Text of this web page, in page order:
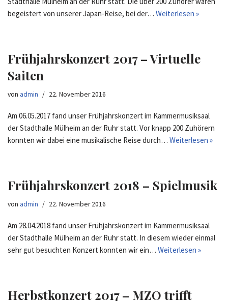
begeistert von unserer Japan-Reise, bei der… Weiterlesen »
Frühjahrskonzert 2017 – Virtuelle
Saiten
von admin 22. November 2016
Am 06.05.2017 fand unser Frühjahrskonzert im Kammermusiksaal
der Stadthalle Mülheim an der Ruhr statt. Vor knapp 200 Zuhörern
konnten wir dabei eine musikalische Reise durch… Weiterlesen »
Frühjahrskonzert 2018 – Spielmusik
von admin 22. November 2016
Am 28.04.2018 fand unser Frühjahrskonzert im Kammermusiksaal
der Stadthalle Mülheim an der Ruhr statt. In diesem wieder einmal
sehr gut besuchten Konzert konnten wir ein… Weiterlesen »
Herbstkonzert 2017 – MZO trifft